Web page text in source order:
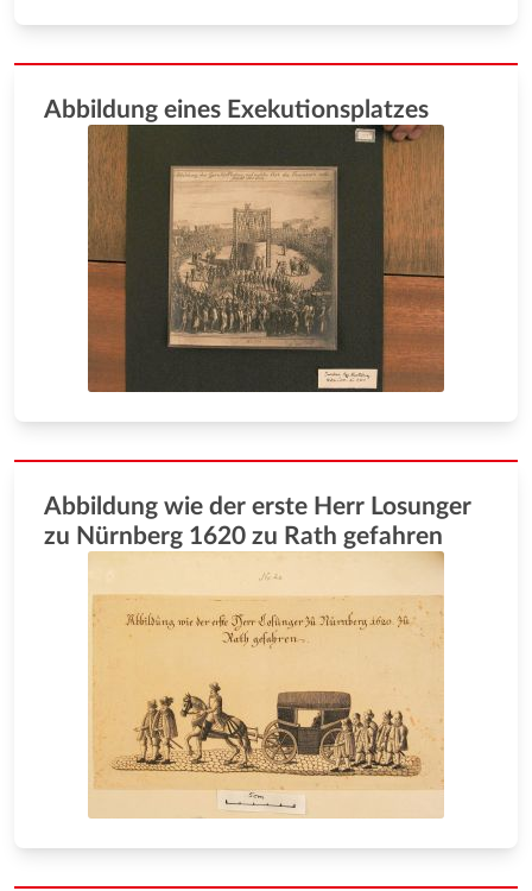
Abbildung eines Exekutionsplatzes
Abbildung wie der erste Herr Losunger
zu Nürnberg 1620 zu Rath gefahren